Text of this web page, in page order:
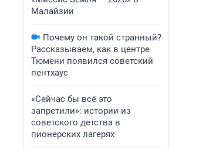
Малайзии
Почему он такой странный?
Рассказываем, как в центре
Тюмени появился советский
пентхаус
«Сейчас бы всё это
запретили»: истории из
советского детства в
пионерских лагерях